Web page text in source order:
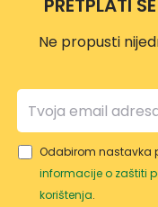
PRETPLATI
Ne propusti
Odabirom nastavka
informacije o zaštiti
korištenja.